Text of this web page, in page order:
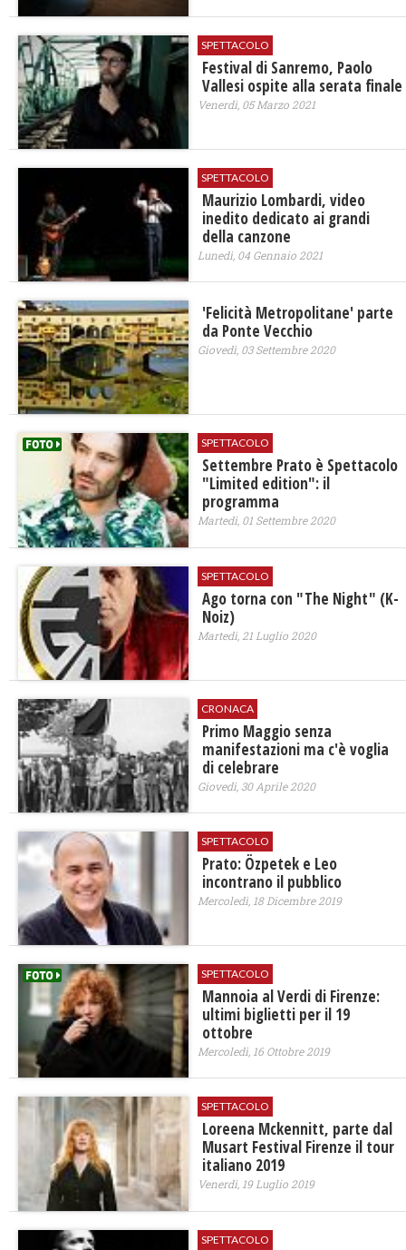
SPETTACOLO
Festival di Sanremo, Paolo
Vallesi ospite alla serata finale
Venerdì, 05 Marzo 2021
SPETTACOLO
Maurizio Lombardi, video
inedito dedicato ai grandi
della canzone
Lunedì, 04 Gennaio 2021
'Felicità Metropolitane' parte
da Ponte Vecchio
Giovedì, 03 Settembre 2020
SPETTACOLO
Settembre Prato è Spettacolo
"Limited edition": il
programma
Martedì, 01 Settembre 2020
SPETTACOLO
Ago torna con "The Night" (K-
Noiz)
Martedì, 21 Luglio 2020
CRONACA
Primo Maggio senza
manifestazioni ma c'è voglia
di celebrare
Giovedì, 30 Aprile 2020
SPETTACOLO
Prato: Özpetek e Leo
incontrano il pubblico
Mercoledì, 18 Dicembre 2019
SPETTACOLO
Mannoia al Verdi di Firenze:
ultimi biglietti per il 19
ottobre
Mercoledì, 16 Ottobre 2019
SPETTACOLO
Loreena Mckennitt, parte dal
Musart Festival Firenze il tour
italiano 2019
Venerdì, 19 Luglio 2019
SPETTACOLO